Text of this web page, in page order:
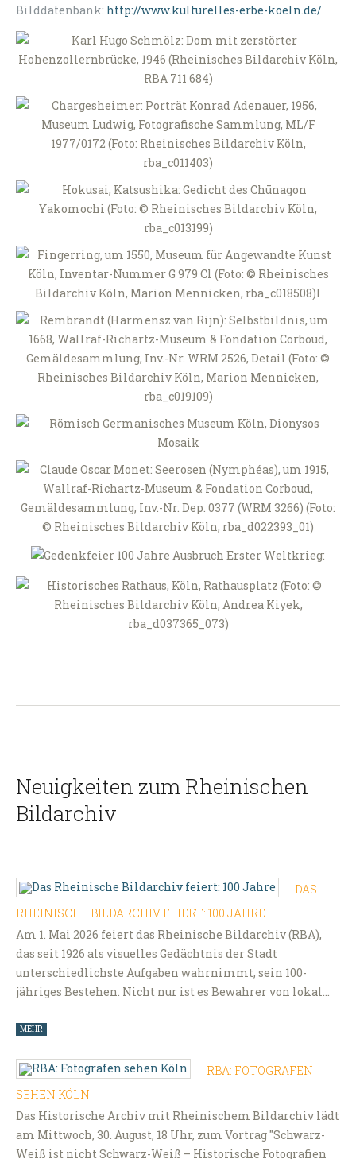
Bilddatenbank: http://www.kulturelles-erbe-koeln.de/
Neuigkeiten zum Rheinischen
Bildarchiv
DAS
RHEINISCHE BILDARCHIV FEIERT: 100 JAHRE
Am 1. Mai 2026 feiert das Rheinische Bildarchiv (RBA),
das seit 1926 als visuelles Gedächtnis der Stadt
unterschiedlichste Aufgaben wahrnimmt, sein 100-
jähriges Bestehen. Nicht nur ist es Bewahrer von lokal…
MEHR
RBA: FOTOGRAFEN
SEHEN KÖLN
Das Historische Archiv mit Rheinischem Bildarchiv lädt
am Mittwoch, 30. August, 18 Uhr, zum Vortrag "Schwarz-
Weiß ist nicht Schwarz-Weiß – Historische Fotografien